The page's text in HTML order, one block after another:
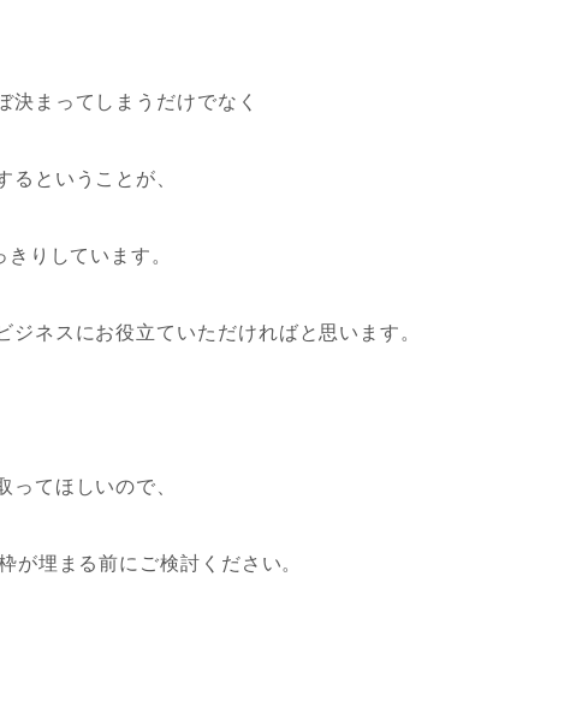
決まってしまうだけでなく
るということが、
りしています。
ネスにお役立ていただければと思います。
ってほしいので、
が埋まる前にご検討ください。